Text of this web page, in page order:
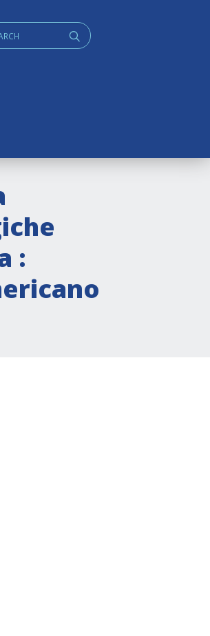
q
: